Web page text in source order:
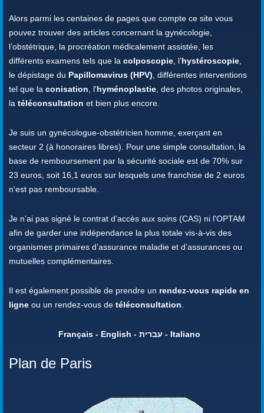
Alors parmi les centaines de pages que compte ce site vous
pouvez trouver des articles concernant la gynécologie,
l’obstétrique, la procréation médicalement assistée, les
différents examens tels que la colposcopie , l’hystéroscopie
le dépistage du Papillomavirus (HPV) , différentes interventions
tel que la conisation , l'hyménoplastie , des photos originales,
la téléconsultation et bien plus encore.
Je suis un gynécologue-obstétricien homme, exerçant en
secteur 2 (à honoraires libres). Pour une simple consultation, la
base de remboursement par la sécurité sociale est de 70% sur
23 euros, soit 16,1 euros sur lesquels une franchise de 2 euros
n'est pas remboursable.
Je n’ai pas signé le contrat d’accès aux soins (CAS) ni l'OPTAM
afin de garder une indépendance la plus totale vis-à-vis des
organismes primaires d’assurance maladie et d’assurances ou
mutuelles complémentaires.
Il est également possible de prendre un rendez-vous rapide en
ligne ou un rendez-vous de téléconsultation
Français - English - עברית - Italiano
Plan de Paris